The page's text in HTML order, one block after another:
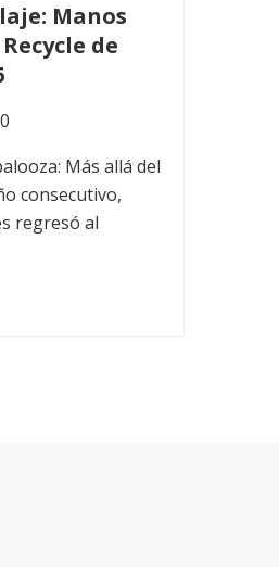
Manos
de
0
Más allá del
consecutivo,
regresó al